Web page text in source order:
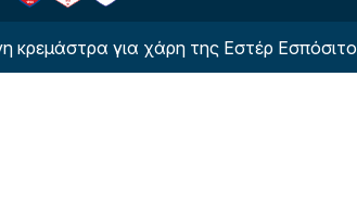
για χάρη της Εστέρ Εσπόσιτο (ΦΩΤΟ)